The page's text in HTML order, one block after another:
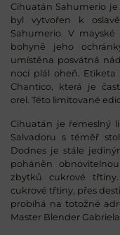
Cihuatán Sahumerio
byl vytvořen k
Sahumerio. V
bohyně jeho
umístěna posvátná
nocí plál oheň. Etiketa
Chantico, která je
orel. Této limitované
Cihuatán je řemeslný
Salvadoru s téměř
Dodnes je stále
poháněn
zbytků cukrové
cukrové třtiny, přes
probíhá na totožné
Master Blender Gabriela